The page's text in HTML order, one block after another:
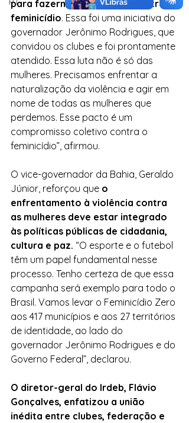
para fazermos um golaço contra o
feminicídio. Essa foi uma iniciativa do
governador Jerônimo Rodrigues, que
convidou os clubes e foi prontamente
atendido. Essa luta não é só das
mulheres. Precisamos enfrentar a
naturalização da violência e agir em
nome de todas as mulheres que
perdemos. Esse pacto é um
compromisso coletivo contra o
feminicídio”, afirmou.
O vice-governador da Bahia, Geraldo
Júnior, reforçou que o
enfrentamento à violência contra
as mulheres deve estar integrado
às políticas públicas de cidadania,
cultura e paz. “O esporte e o futebol
têm um papel fundamental nesse
processo. Tenho certeza de que essa
campanha será exemplo para todo o
Brasil. Vamos levar o Feminicídio Zero
aos 417 municípios e aos 27 territórios
de identidade, ao lado do
governador Jerônimo Rodrigues e do
Governo Federal”, declarou.
O diretor-geral do Irdeb, Flávio
Gonçalves, enfatizou a união
inédita entre clubes, federação e